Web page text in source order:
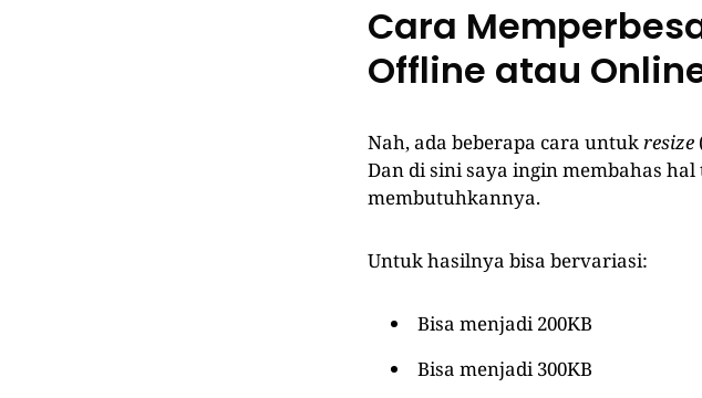
Cara
Offline atau
Nah, ada beberapa cara untukresize
Dan di sini saya ingin membahas
membutuhkannya.
Untuk hasilnya bisa bervariasi:
Bisa menjadi 200KB
Bisa menjadi 300KB